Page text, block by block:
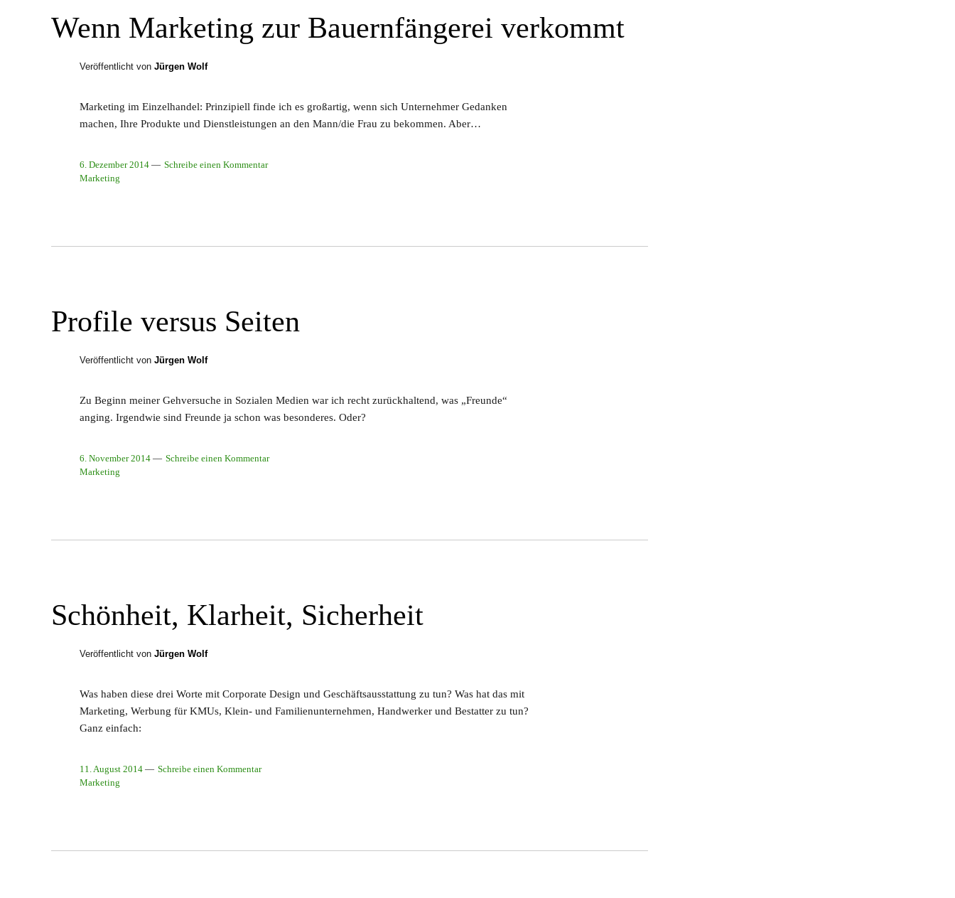
Wenn Marketing zur Bauernfängerei verkommt
Veröffentlicht von Jürgen Wolf
Marketing im Einzelhandel: Prinzipiell finde ich es großartig, wenn sich Unternehmer Gedanken
machen, Ihre Produkte und Dienstleistungen an den Mann/die Frau zu bekommen. Aber…
6. Dezember 2014
Schreibe einen Kommentar
Marketing
Profile versus Seiten
Veröffentlicht von Jürgen Wolf
Zu Beginn meiner Gehversuche in Sozialen Medien war ich recht zurückhaltend, was „Freunde“
anging. Irgendwie sind Freunde ja schon was besonderes. Oder?
6. November 2014
Schreibe einen Kommentar
Marketing
Schönheit, Klarheit, Sicherheit
Veröffentlicht von Jürgen Wolf
Was haben diese drei Worte mit Corporate Design und Geschäftsausstattung zu tun? Was hat das mit
Marketing, Werbung für KMUs, Klein- und Familienunternehmen, Handwerker und Bestatter zu tun?
Ganz einfach:
11. August 2014
Schreibe einen Kommentar
Marketing